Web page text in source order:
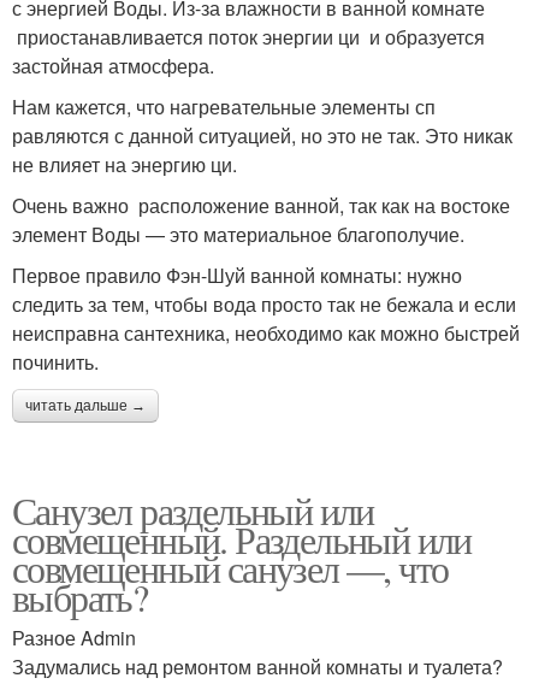
с энергией Воды. Из-за влажности в ванной комнате
приостанавливается поток энергии ци и образуется
застойная атмосфера.
Нам кажется, что нагревательные элементы сп
равляются с данной ситуацией, но это не так. Это никак
не влияет на энергию ци.
Очень важно расположение ванной, так как на востоке
элемент Воды — это материальное благополучие.
Первое правило Фэн-Шуй ванной комнаты: нужно
следить за тем, чтобы вода просто так не бежала и если
неисправна сантехника, необходимо как можно быстрей
починить.
читать дальше →
Санузел раздельный или
совмещенный. Раздельный или
совмещенный санузел —, что
выбрать?
Разное Admin
Задумались над ремонтом ванной комнаты и туалета?